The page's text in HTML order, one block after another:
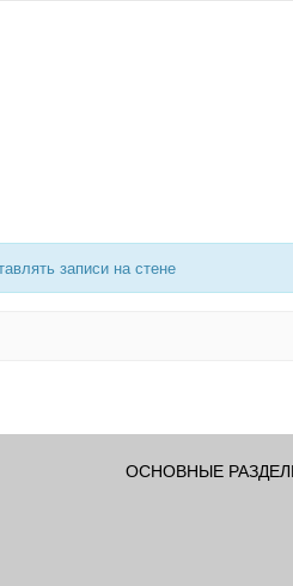
записи на стене
ОСНОВНЫЕ